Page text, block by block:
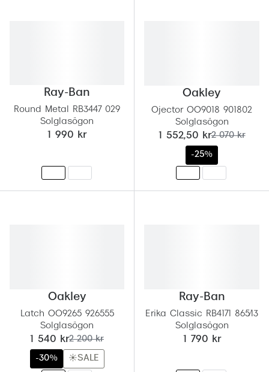
Ray-Ban
Round Metal RB3447 029
Solglasögon
1 990 kr
Oakley
Ojector OO9018 901802
Solglasögon
nu:
1 552,50 krtidigare pris:
2 070 kr
-25%
Oakley
Latch OO9265 926555
Solglasögon
nu:
1 540 krtidigare pris:
2 200 kr
-30% ☀️SALE
Ray-Ban
Erika Classic RB4171 865/13
Solglasögon
1 790 kr